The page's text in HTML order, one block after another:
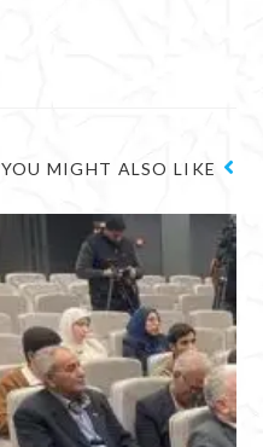
YOU MIGHT ALSO LIKE